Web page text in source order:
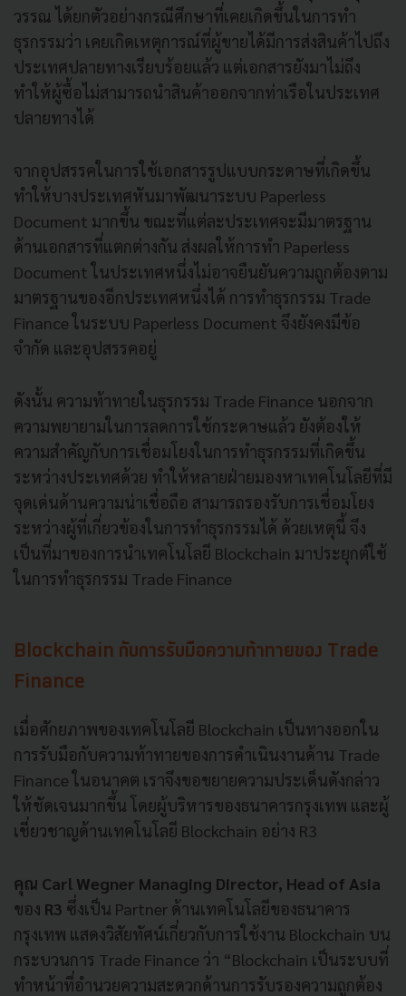
วรรณ ได้ยกตัวอย่างกรณีศึกษาที่เคยเกิดขึ้นในการทำ
ธุรกรรมว่า เคยเกิดเหตุการณ์ที่ผู้ขายได้มีการส่งสินค้าไปถึง
ประเทศปลายทางเรียบร้อยแล้ว แต่เอกสารยังมาไม่ถึง
ทำให้ผู้ซื้อไม่สามารถนำสินค้าออกจากท่าเรือในประเทศ
ปลายทางได้
จากอุปสรรคในการใช้เอกสารรูปแบบกระดาษที่เกิดขึ้น
ทำให้บางประเทศหันมาพัฒนาระบบ Paperless
Document มากขึ้น ขณะที่แต่ละประเทศจะมีมาตรฐาน
ด้านเอกสารที่แตกต่างกัน ส่งผลให้การทำ Paperless
Document ในประเทศหนึ่งไม่อาจยืนยันความถูกต้องตาม
มาตรฐานของอีกประเทศหนึ่งได้ การทำธุรกรรม Trade
Finance ในระบบ Paperless Document จึงยังคงมีข้อ
จำกัด และอุปสรรคอยู่
ดังนั้น ความท้าทายในธุรกรรม Trade Finance นอกจาก
ความพยายามในการลดการใช้กระดาษแล้ว ยังต้องให้
ความสำคัญกับการเชื่อมโยงในการทำธุรกรรมที่เกิดขึ้น
ระหว่างประเทศด้วย ทำให้หลายฝ่ายมองหาเทคโนโลยีที่มี
จุดเด่นด้านความน่าเชื่อถือ สามารถรองรับการเชื่อมโยง
ระหว่างผู้ที่เกี่ยวข้องในการทำธุรกรรมได้ ด้วยเหตุนี้ จึง
เป็นที่มาของการนำเทคโนโลยี Blockchain มาประยุกต์ใช้
ในการทำธุรกรรม Trade Finance
Blockchain กับการรับมือความท้าทายของ Trade
Finance
เมื่อศักยภาพของเทคโนโลยี Blockchain เป็นทางออกใน
การรับมือกับความท้าทายของการดำเนินงานด้าน Trade
Finance ในอนาคต เราจึงขอขยายความประเด็นดังกล่าว
ให้ชัดเจนมากขึ้น โดยผู้บริหารของธนาคารกรุงเทพ และผู้
เชี่ยวชาญด้านเทคโนโลยี Blockchain อย่าง R3
คุณ Carl Wegner Managing Director, Head of Asia
ของ R3 ซึ่งเป็น Partner ด้านเทคโนโลยีของธนาคาร
กรุงเทพ แสดงวิสัยทัศน์เกี่ยวกับการใช้งาน Blockchain บน
กระบวนการ Trade Finance ว่า “Blockchain เป็นระบบที่
ทำหน้าที่อำนวยความสะดวกด้านการรับรองความถูกต้อง